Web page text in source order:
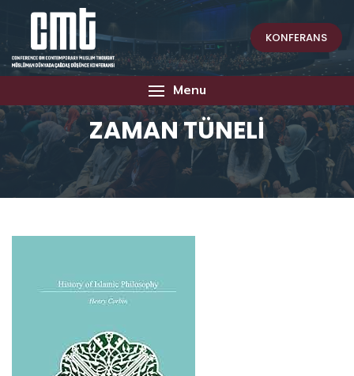
KONFERANS
Menu
ZAMAN TÜNELİ